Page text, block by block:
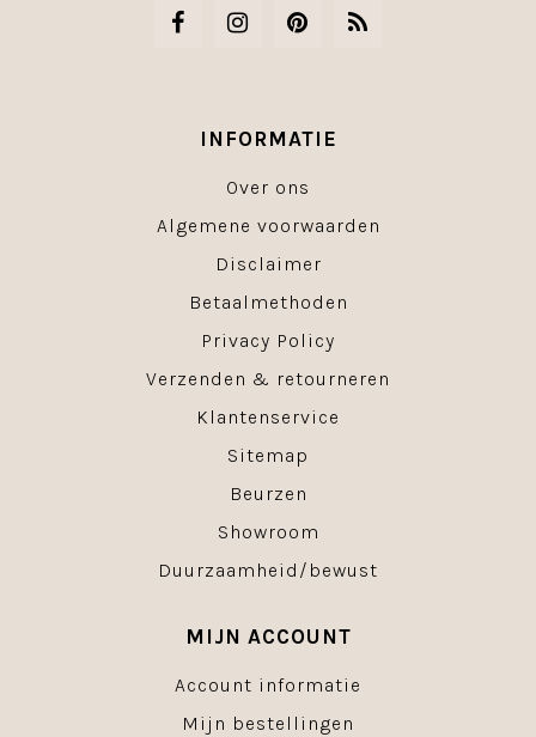
INFORMATIE
Over ons
Algemene voorwaarden
Disclaimer
Betaalmethoden
Privacy Policy
Verzenden & retourneren
Klantenservice
Sitemap
Beurzen
Showroom
Duurzaamheid/bewust
MIJN ACCOUNT
Account informatie
Mijn bestellingen